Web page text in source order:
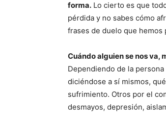
forma. Lo cierto es que
pérdida y no sabes cómo
frases de duelo que hemos
Cuándo alguien se nos va,
Dependiendo de la
diciéndose a sí mismos,
sufrimiento. Otros por el
desmayos, depresión,